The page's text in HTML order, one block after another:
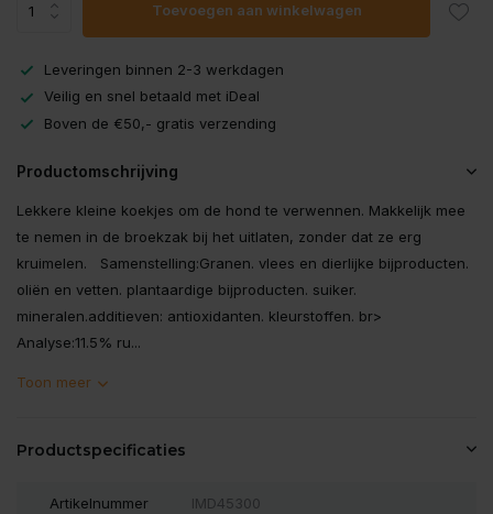
Toevoegen aan winkelwagen
Leveringen binnen 2-3 werkdagen
Veilig en snel betaald met iDeal
Boven de €50,- gratis verzending
Productomschrijving
Lekkere kleine koekjes om de hond te verwennen. Makkelijk mee
te nemen in de broekzak bij het uitlaten, zonder dat ze erg
kruimelen. Samenstelling:Granen. vlees en dierlijke bijproducten.
oliën en vetten. plantaardige bijproducten. suiker.
mineralen.additieven: antioxidanten. kleurstoffen. br>
Analyse:11.5% ru...
Toon meer
Productspecificaties
Artikelnummer IMD45300